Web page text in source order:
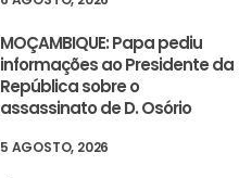
MOÇAMBIQUE: Papa pediu
informações ao Presidente da
República sobre o
assassinato de D. Osório
5 AGOSTO, 2026